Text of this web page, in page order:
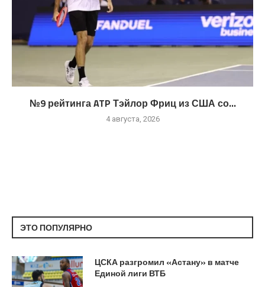
№9 рейтинга ATP Тэйлор Фриц из США со...
4 августа, 2026
ЭТО ПОПУЛЯРНО
ЦСКА разгромил «Астану» в матче
Единой лиги ВТБ